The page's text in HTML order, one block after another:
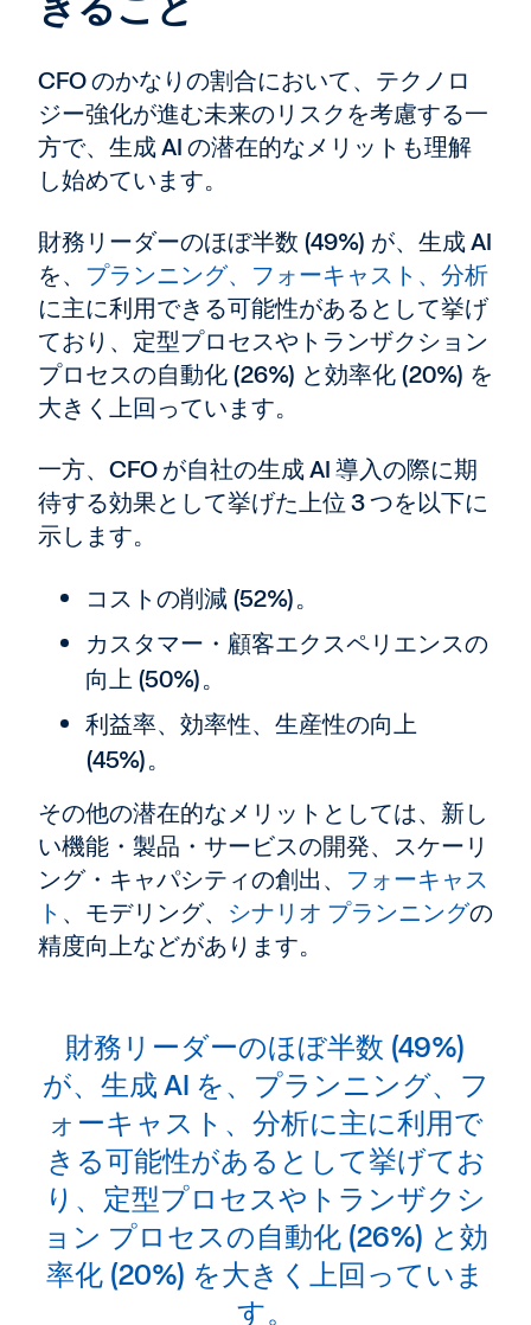
CFO のかなりの割合において、テクノロ
ジー強化が進む未来のリスクを考慮する一
方で、生成 AI の潜在的なメリットも理解
し始めています。
財務リーダーのほぼ半数 (49%) が、生成 AI
を、 プランニング、フォーキャスト、分析
に主に利用できる可能性があるとして挙げ
ており、定型プロセスやトランザクション
プロセスの自動化 (26%) と効率化 (20%) を
大きく上回っています。
一方、CFO が自社の生成 AI 導入の際に期
待する効果として挙げた上位 3 つを以下に
示します。
コストの削減 (52%)。
カスタマー・顧客エクスペリエンスの
向上 (50%)。
利益率、効率性、生産性の向上
(45%)。
その他の潜在的なメリットとしては、新し
い機能・製品・サービスの開発、スケーリ
ング・キャパシティの創出、 フォーキャス
ト 、モデリング、 シナリオ プランニングの
精度向上などがあります。
財務リーダーのほぼ半数 (49%)
が、生成 AI を、プランニング、フ
ォーキャスト、分析に主に利用で
きる可能性があるとして挙げてお
り、定型プロセスやトランザクシ
ョン プロセスの自動化 (26%) と効
率化 (20%) を大きく上回っていま
す。